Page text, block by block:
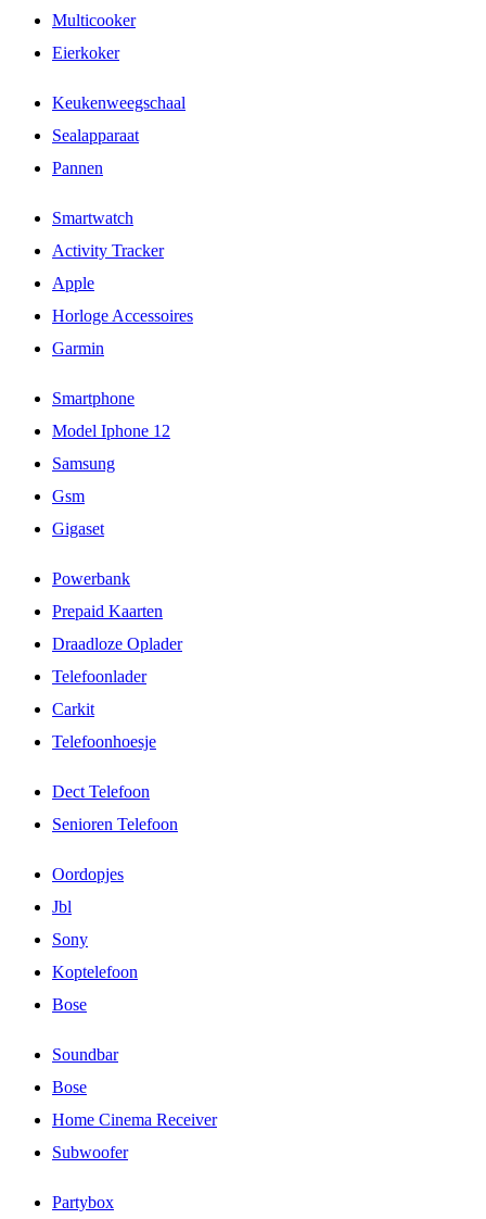
Multicooker
Eierkoker
Keukenweegschaal
Sealapparaat
Pannen
Smartwatch
Activity Tracker
Apple
Horloge Accessoires
Garmin
Smartphone
Model Iphone 12
Samsung
Gsm
Gigaset
Powerbank
Prepaid Kaarten
Draadloze Oplader
Telefoonlader
Carkit
Telefoonhoesje
Dect Telefoon
Senioren Telefoon
Oordopjes
Jbl
Sony
Koptelefoon
Bose
Soundbar
Bose
Home Cinema Receiver
Subwoofer
Partybox